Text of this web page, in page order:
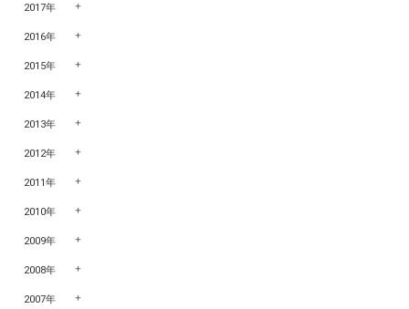
2017年
2016年
2015年
2014年
2013年
2012年
2011年
2010年
2009年
2008年
2007年